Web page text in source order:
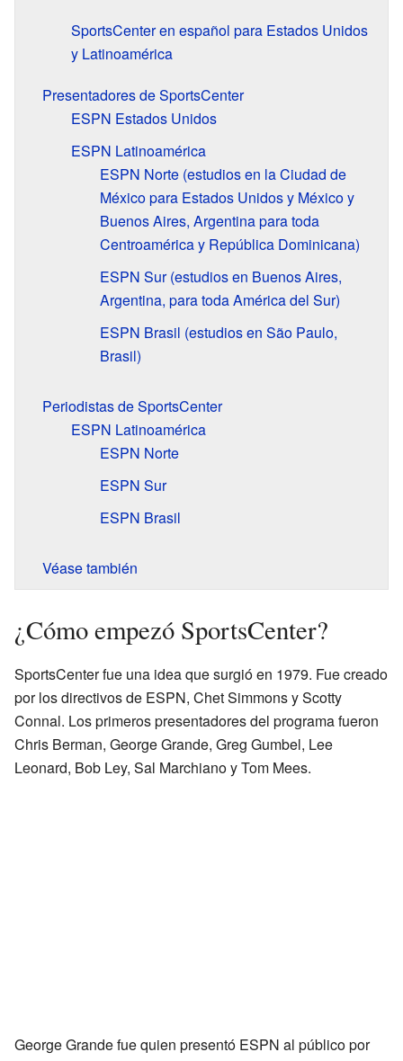
SportsCenter en español para Estados Unidos
y Latinoamérica
Presentadores de SportsCenter
ESPN Estados Unidos
ESPN Latinoamérica
ESPN Norte (estudios en la Ciudad de
México para Estados Unidos y México y
Buenos Aires, Argentina para toda
Centroamérica y República Dominicana)
ESPN Sur (estudios en Buenos Aires,
Argentina, para toda América del Sur)
ESPN Brasil (estudios en São Paulo,
Brasil)
Periodistas de SportsCenter
ESPN Latinoamérica
ESPN Norte
ESPN Sur
ESPN Brasil
Véase también
¿Cómo empezó SportsCenter?
SportsCenter fue una idea que surgió en 1979. Fue creado
por los directivos de ESPN, Chet Simmons y Scotty
Connal. Los primeros presentadores del programa fueron
Chris Berman, George Grande, Greg Gumbel, Lee
Leonard, Bob Ley, Sal Marchiano y Tom Mees.
George Grande fue quien presentó ESPN al público por